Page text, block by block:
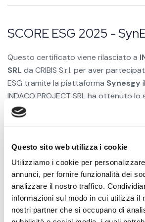
Questo sito web utilizza i cookie
Utilizziamo i cookie per
annunci, per fornire funzionalità dei
analizzare il nostro traffico.
informazioni sul modo in cui utilizza il
nostri partner che si occupano di
SCORE ESG 2025 -
Questo certificato viene rilasciato a
SRL da CRIBIS S.r.l. per aver
ESG tramite la piattaforma Synesgy il
INDACO PROJECT SRL ha ottenuto lo
La metodologia di Synesgy segue
sostenibilità internazionali
sostenibile (SDG) ed è stata